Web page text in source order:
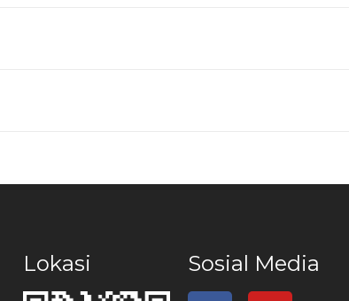
Lokasi Sosial Media